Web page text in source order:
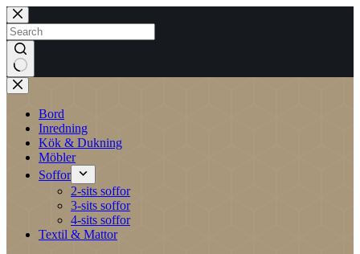
Skip
to
content
No
results
Bord
Inredning
Kök & Dukning
Möbler
Soffor
2-sits soffor
3-sits soffor
4-sits soffor
Textil & Mattor